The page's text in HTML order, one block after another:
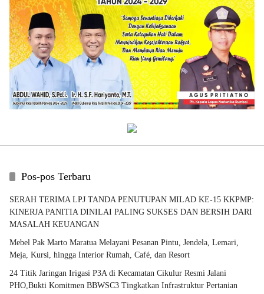
Pos-pos Terbaru
SERAH TERIMA LPJ TANDA PENUTUPAN MILAD KE-15 KKPMP:
KINERJA PANITIA DINILAI PALING SUKSES DAN BERSIH DARI
MASALAH KEUANGAN
Mebel Pak Marto Maratua Melayani Pesanan Pintu, Jendela, Lemari,
Meja, Kursi, hingga Interior Rumah, Café, dan Resort
24 Titik Jaringan Irigasi P3A di Kecamatan Cikulur Resmi Jalani
PHO,Bukti Komitmen BBWSC3 Tingkatkan Infrastruktur Pertanian